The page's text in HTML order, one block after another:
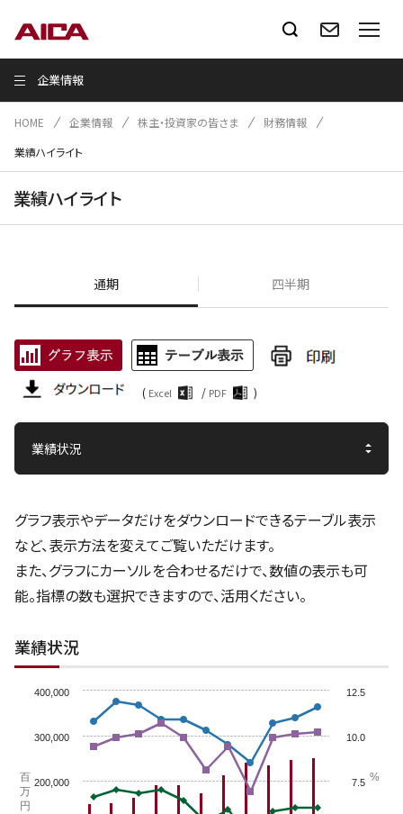
企業情報
HOME 企業情報 株主・投資家の皆さま
財務情報
業績ハイライト
業績ハイライト
通期 四半期
( Excel / PDF )
グラフ表示やデータだけをダウンロードできるテーブル表示
など、表示方法を変えてご覧いただけます。
また、グラフにカーソルを合わせるだけで、数値の表示も可
能。指標の数も選択できますので、活用ください。
業績状況
百
万
円
%
200,000
300,000
400,000
10.0
7.5
12.5